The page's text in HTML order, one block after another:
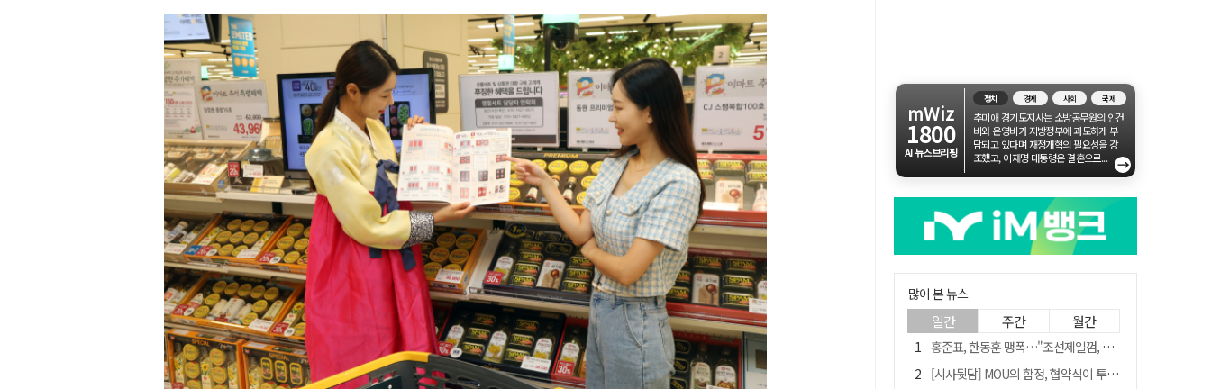
mWiz
1800
AI 뉴스브리핑
정치 경제 사회 국제
추미애 경기도지사는 소방공무원의 인건
비와 운영비가 지방정부에 과도하게 부
담되고 있다며 재정개혁의 필요성을 강
조했고, 이재명 대통령은 결혼으로...
→
많이 본 뉴스
일간 주간 월간
홍준표, 한동훈 맹폭…"조선제일껌, 권력에 살고 권력에 죽었다"
[시사뒷담] MOU의 함정, 협약식이 투자 확정은 아니긴 해